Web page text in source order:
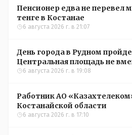
Пенсионер едва не перевел
тенге в Костанае
6 августа 2026 г. в 21:07
День города в Рудном
Центральная площадь не
желающих
6 августа 2026 г. в 19:08
Работник АО
Костанайской области
6 августа 2026 г. в 17:10